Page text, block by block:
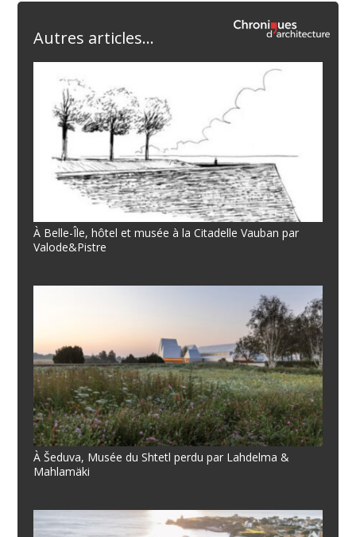
Autres articles...
À Belle-Île, hôtel et musée à la Citadelle Vauban par
Valode&Pistre
À Šeduva, Musée du Shtetl perdu par Lahdelma &
Mahlamäki